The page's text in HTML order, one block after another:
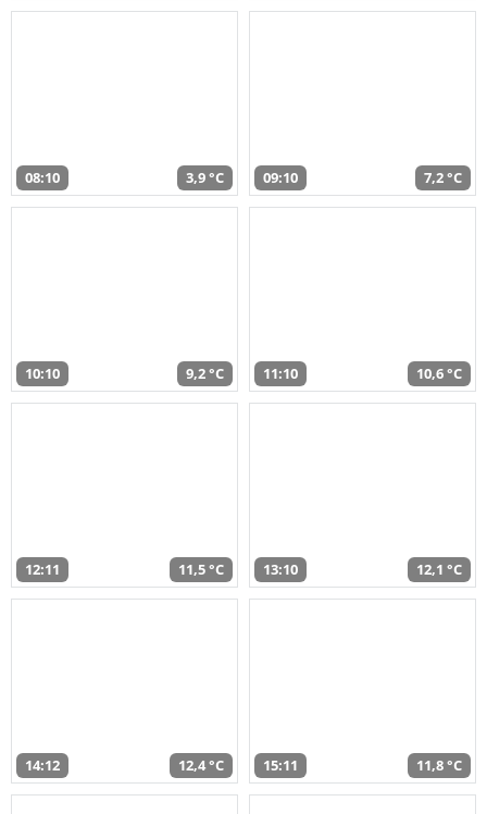
08:10 3,9 °C 09:10 7,2 °C
10:10 9,2 °C 11:10 10,6 °C
12:11 11,5 °C 13:10 12,1 °C
14:12 12,4 °C 15:11 11,8 °C